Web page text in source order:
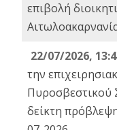
επιβολή
22/07/2026,
την
Πυροσβεστικού
δείκτη